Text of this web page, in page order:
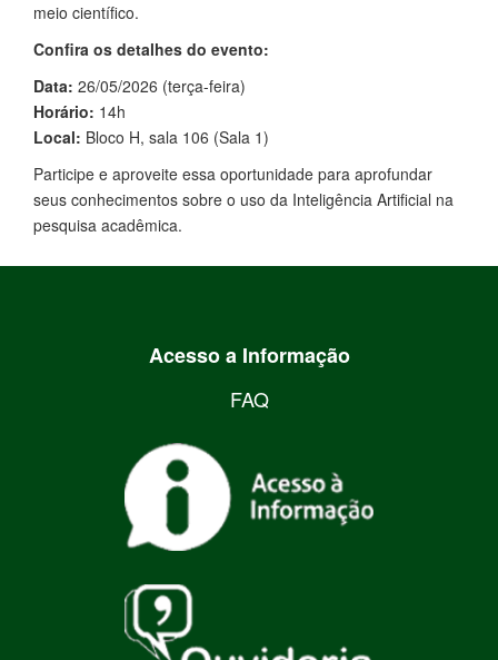
meio científico.
Confira os detalhes do evento:
Data: 26/05/2026 (terça-feira)
Horário: 14h
Local: Bloco H, sala 106 (Sala 1)
Participe e aproveite essa oportunidade para aprofundar
seus conhecimentos sobre o uso da Inteligência Artificial na
pesquisa acadêmica.
Acesso a Informação
FAQ